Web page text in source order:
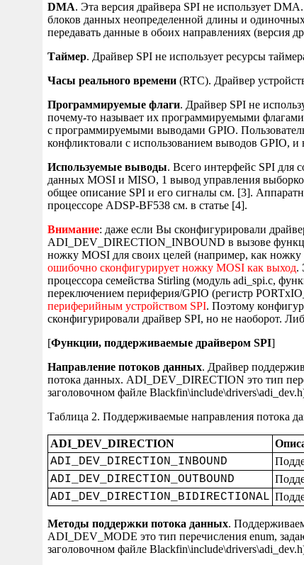
DMA. Эта версия драйвера SPI не использует
блоков данных неопределенной длины и
передавать данные в обоих направлениях (версия
Таймер. Драйвер SPI не использует ресурсы
Часы реального времени(RTC). Драйвер
Программируемые флаги. Драйвер SPI не
почему-то называет их программируемыми
с программируемыми выводами GPIO.
конфликтовали с использованием выводов GPIO, и
Используемые выводы. Всего интерфейс SPI для
данных MOSI и MISO, 1 вывод управления
общее описание SPI и его сигналы см. [3].
процессоре ADSP-BF538 см. в статье [4].
Внимание: даже если Вы сконфигурировали
ADI_DEV_DIRECTION_INBOUND в вызове
ножку MOSI для своих целей (например, как
ошибочно сконфигурирует ножку MOSI как выход.
процессора семейства Stirling (модуль adi_spi.c,
переключением периферия/GPIO (регистр
периферийным устройством SPI. Поэтому
сконфигурировали драйвер SPI, но не наоборот.
[Функции, поддерживаемые драйвером SPI]
Направление потоков данных. Драйвер
потока данных. ADI_DEV_DIRECTION это тип
заголовочном файле
Таблица 2. Поддерживаемые направления потока
ADI_DEV_DIRECTION
ADI_DEV_DIRECTION_INBOUND
ADI_DEV_DIRECTION_OUTBOUND
ADI_DEV_DIRECTION_BIDIRECTIONAL
Методы поддержки потока данных.
ADI_DEV_MODE это тип перечисления enum,
заголовочном файле